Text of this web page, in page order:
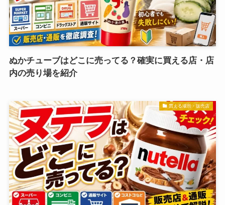
ぬかチューブはどこに売ってる？確実に買える店・店
内の売り場を紹介
買える場所・販売店